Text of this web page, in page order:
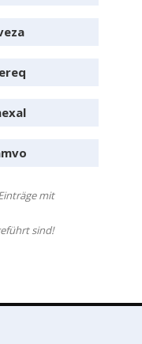
mit
sind!